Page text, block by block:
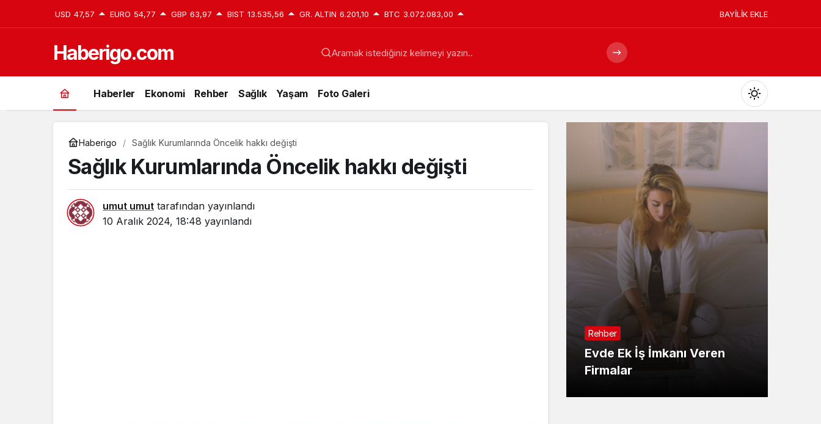
USD 47,57 EURO 54,77 GBP 63,97 BIST 13.535,56 GR. ALTIN 6.201,10 BTC 3.072.083,00 BAYİLİK EKLE
Haberigo.com Aramak istediğiniz kelimeyi yazın..
Haberler Ekonomi Rehber Sağlık Yaşam Foto Galeri
Mod
değiştir
Gündüz Modu
Gündüz modunu seçin.
Gece Modu
Gece modunu seçin.
Sistem Modu
Sistem modunu seçin.
Haberigo Sağlık Kurumlarında Öncelik hakkı değişti
Sağlık Kurumlarında Öncelik hakkı değişti
umut umut tarafından yayınlandı
10 Aralık 2024, 18:48 yayınlandı
Rehber
Evde Ek İş İmkanı Veren
Firmalar